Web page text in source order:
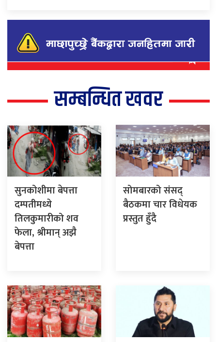
सम्बन्धित खवर
सुनकोशीमा बेपत्ता
दम्पतीमध्ये
तिलकुमारीको शव
फेला, श्रीमान् अझै
बेपत्ता
सोमबारको संसद्
बैठकमा चार विधेयक
प्रस्तुत हुँदै